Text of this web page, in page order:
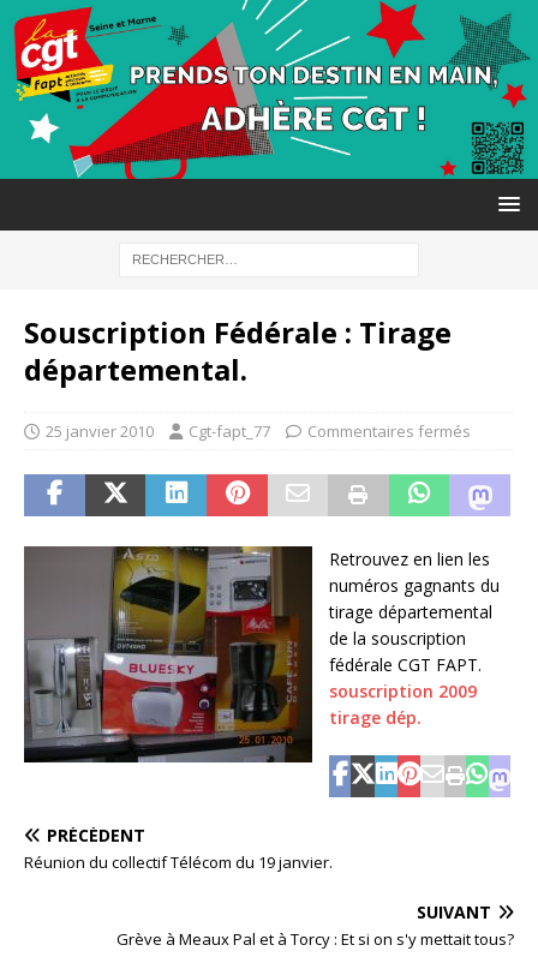
Souscription Fédérale : Tirage
départemental.
25 janvier 2010 Cgt-fapt_77 Commentaires fermés
Retrouvez en lien les
numéros gagnants du
tirage départemental
de la souscription
fédérale CGT FAPT.
souscription 2009
tirage dép.
PRÉCÉDENT
Réunion du collectif Télécom du 19 janvier.
SUIVANT
Grève à Meaux Pal et à Torcy : Et si on s'y mettait tous?